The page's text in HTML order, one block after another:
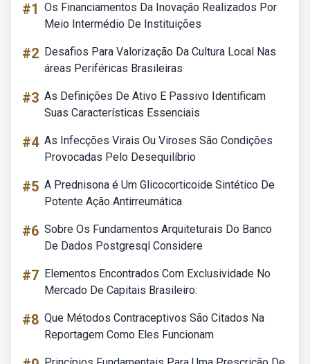
#1 Os Financiamentos Da Inovação Realizados Por
Meio Intermédio De Instituições
#2 Desafios Para Valorização Da Cultura Local Nas
áreas Periféricas Brasileiras
#3 As Definições De Ativo E Passivo Identificam
Suas Características Essenciais
#4 As Infecções Virais Ou Viroses São Condições
Provocadas Pelo Desequilíbrio
#5 A Prednisona é Um Glicocorticoide Sintético De
Potente Ação Antirreumática
#6 Sobre Os Fundamentos Arquiteturais Do Banco
De Dados Postgresql Considere
#7 Elementos Encontrados Com Exclusividade No
Mercado De Capitais Brasileiro:
#8 Que Métodos Contraceptivos São Citados Na
Reportagem Como Eles Funcionam